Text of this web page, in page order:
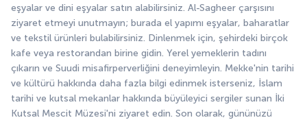
eşyalar ve dini eşyalar satın alabilirsiniz. Al-Sagheer çarşısını
ziyaret etmeyi unutmayın; burada el yapımı eşyalar, baharatlar
ve tekstil ürünleri bulabilirsiniz. Dinlenmek için, şehirdeki birçok
kafe veya restorandan birine gidin. Yerel yemeklerin tadını
çıkarın ve Suudi misafirperverliğini deneyimleyin. Mekke'nin tarihi
ve kültürü hakkında daha fazla bilgi edinmek isterseniz, İslam
tarihi ve kutsal mekanlar hakkında büyüleyici sergiler sunan İki
Kutsal Mescit Müzesi'ni ziyaret edin. Son olarak, gününüzü